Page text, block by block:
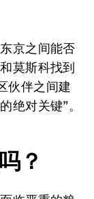
京之间能否
莫斯科找到
伙伴之间建
绝对关键”。
？